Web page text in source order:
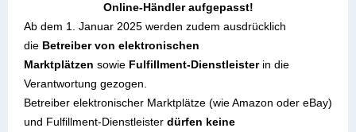
Online-Händler aufgepasst!
Ab dem 1. Januar 2025 werden zudem ausdrücklich
die Betreiber von elektronischen
Marktplätzen sowie Fulfillment-Dienstleister in die
Verantwortung gezogen.
Betreiber elektronischer Marktplätze (wie Amazon oder eBay)
und Fulfillment-Dienstleister dürfen keine